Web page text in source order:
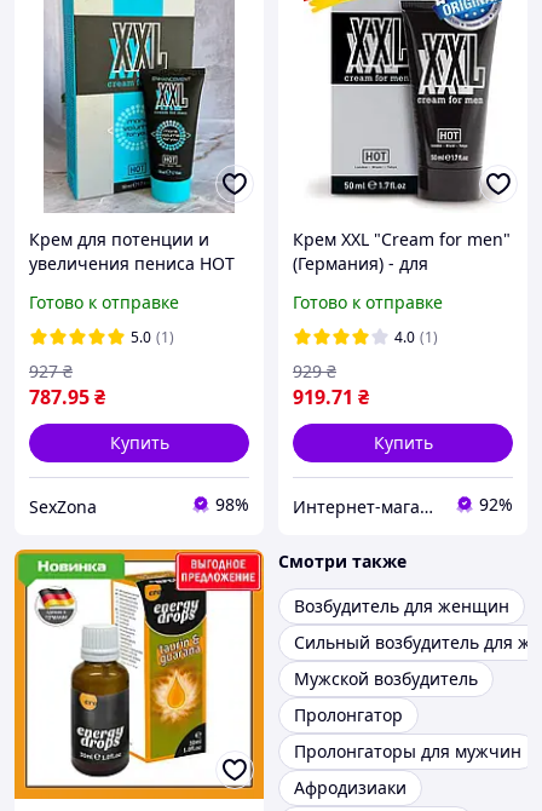
Крем для потенции и
увеличения пениса HOT
Готово к отправке
5.0 (1)
787.95₴
927 ₴
Купить
SexZona 98%
Крем XXL "Cream for men"
(Германия) - для
усиления потенции, 50
мл, TM HOT
Готово к отправке
4.0 (1)
919.71 ₴
929 ₴
Купить
Интернет-магазин "Просто" 92%
Смотри также
Возбудитель для женщин
Сильный возбудитель для
Мужской возбудитель
Пролонгатор
Пролонгаторы для мужчин
Афродизиаки